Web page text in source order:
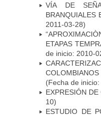
VÍA DE
BRANQUIALES
2011-03-28)
ETAPAS
de inicio: 2010-
(Fecha de
EXPRESIÓN
10)
ESTUDIO DE